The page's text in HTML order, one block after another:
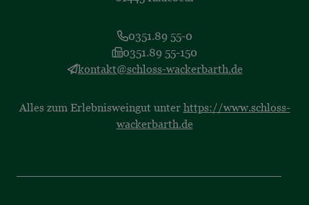
0351.89 55-0
0351.89 55-150
kontakt@schloss-wackerbarth.de
Alles zum Erlebnisweingut unter https://www.schloss-
wackerbarth.de